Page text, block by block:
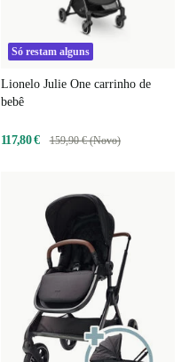
Só restam alguns
Lionelo Julie One carrinho de
bebê
117,80 € 159,90 € (Novo)